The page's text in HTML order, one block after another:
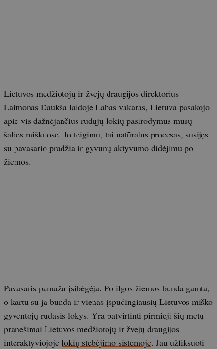
Lietuvos medžiotojų ir žvejų draugijos direktorius
Laimonas Daukša laidoje Labas vakaras, Lietuva pasakojo
apie vis dažnėjančius rudųjų lokių pasirodymus mūsų
šalies miškuose. Jo teigimu, tai natūralus procesas, susijęs
su pavasario pradžia ir gyvūnų aktyvumo didėjimu po
žiemos.
Pavasaris pamažu įsibėgėja. Po ilgos žiemos bunda gamta,
o kartu su ja bunda ir vienas įspūdingiausių Lietuvos miško
gyventojų rudasis lokys. Yra patvirtinti pirmieji šių metų
pranešimai Lietuvos medžiotojų ir žvejų draugijos
interaktyviojoje lokių stebėjimo sistemoje. Jau užfiksuoti